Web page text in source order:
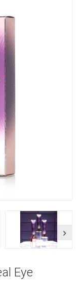
Eye